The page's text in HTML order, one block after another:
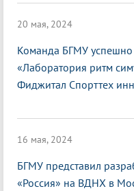
20 мая, 2024
Команда БГМУ успешно
«Лаборатория ритм
Фиджитал Спорттех
16 мая, 2024
БГМУ представил
«Россия» на ВДНХ в